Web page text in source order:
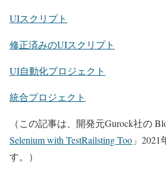
UIスクリプト
修正済みのUIスクリプト
UI自動化プロジェクト
統合プロジェクト
（この記事は、開発元Gurock社の
Selenium with TestRailsting Too 」
す。）